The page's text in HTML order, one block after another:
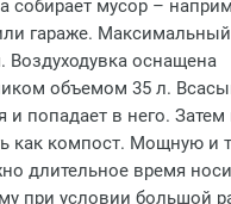
собирает мусор –
гараже.
Воздуходувка оснащена
объемом 35 л.
и попадает в него.
как компост. Мощную и
длительное время
при условии большой